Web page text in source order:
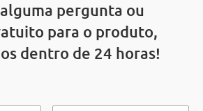
pergunta ou
para o produto,
dentro de 24 horas!